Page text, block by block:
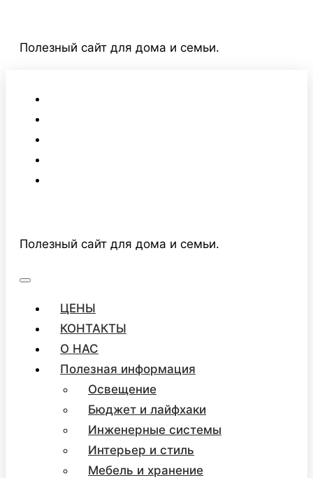
содержимому
Полезный сайт для дома и семьи.
Полезный сайт для дома и семьи.
ЦЕНЫ
КОНТАКТЫ
О НАС
Полезная информация
Освещение
Бюджет и лайфхаки
Инженерные системы
Интерьер и стиль
Мебель и хранение